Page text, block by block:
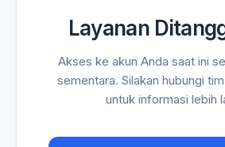
Layanan
Akses ke akun Anda saat ini
sementara. Silakan hubungi
untuk informasi lebih